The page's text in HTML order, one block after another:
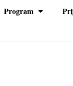
Program